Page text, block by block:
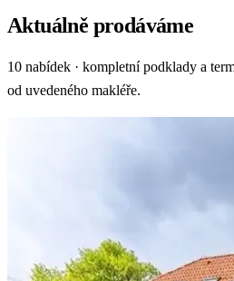
Aktuálně prodáváme
10 nabídek · kompletní podklady a
od uvedeného makléře.